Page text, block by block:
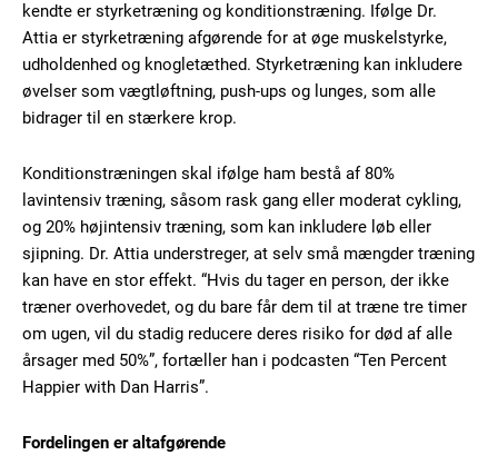
kendte er styrketræning og konditionstræning. Ifølge Dr.
Attia er styrketræning afgørende for at øge muskelstyrke,
udholdenhed og knogletæthed. Styrketræning kan inkludere
øvelser som vægtløftning, push-ups og lunges, som alle
bidrager til en stærkere krop.
Konditionstræningen skal ifølge ham bestå af 80%
lavintensiv træning, såsom rask gang eller moderat cykling,
og 20% højintensiv træning, som kan inkludere løb eller
sjipning. Dr. Attia understreger, at selv små mængder træning
kan have en stor effekt. “Hvis du tager en person, der ikke
træner overhovedet, og du bare får dem til at træne tre timer
om ugen, vil du stadig reducere deres risiko for død af alle
årsager med 50%”, fortæller han i podcasten “Ten Percent
Happier with Dan Harris”.
Fordelingen er altafgørende